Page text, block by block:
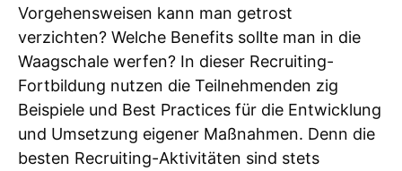
Vorgehensweisen kann man getrost
verzichten? Welche Benefits sollte man in die
Waagschale werfen? In dieser Recruiting-
Fortbildung nutzen die Teilnehmenden zig
Beispiele und Best Practices für die Entwicklung
und Umsetzung eigener Maßnahmen. Denn die
besten Recruiting-Aktivitäten sind stets